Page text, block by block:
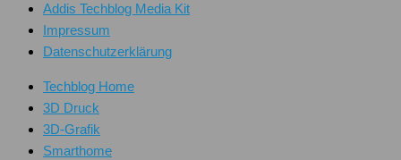
Addis Techblog Media Kit
Impressum
Datenschutzerklärung
Techblog Home
3D Druck
3D-Grafik
Smarthome